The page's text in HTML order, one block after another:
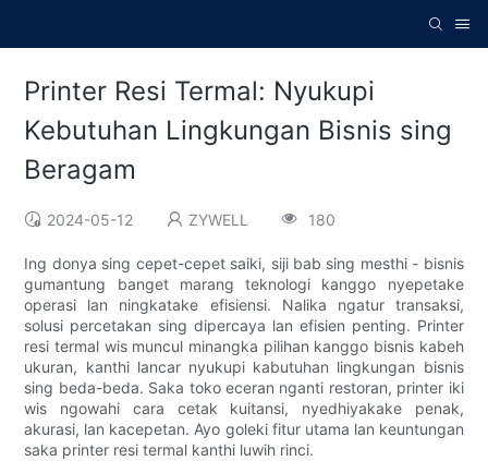
Printer Resi Termal: Nyukupi
Kebutuhan Lingkungan Bisnis sing
Beragam
2024-05-12 ZYWELL 180
Ing donya sing cepet-cepet saiki, siji bab sing mesthi - bisnis
gumantung banget marang teknologi kanggo nyepetake
operasi lan ningkatake efisiensi. Nalika ngatur transaksi,
solusi percetakan sing dipercaya lan efisien penting. Printer
resi termal wis muncul minangka pilihan kanggo bisnis kabeh
ukuran, kanthi lancar nyukupi kabutuhan lingkungan bisnis
sing beda-beda. Saka toko eceran nganti restoran, printer iki
wis ngowahi cara cetak kuitansi, nyedhiyakake penak,
akurasi, lan kacepetan. Ayo goleki fitur utama lan keuntungan
saka printer resi termal kanthi luwih rinci.